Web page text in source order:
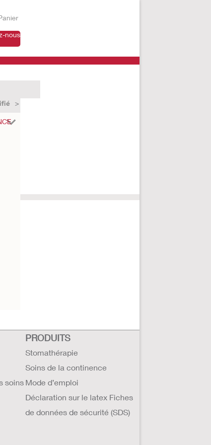
nous
soins
PRODUITS
Stomathérapie
Soins de la continence
Mode d’emploi
Déclaration sur le latex Fiches
de données de sécurité (SDS)